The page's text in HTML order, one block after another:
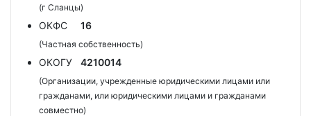
(г Сланцы)
ОКФС 16
(Частная собственность)
ОКОГУ 4210014
(Организации, учрежденные юридическими лицами или
гражданами, или юридическими лицами и гражданами
совместно)